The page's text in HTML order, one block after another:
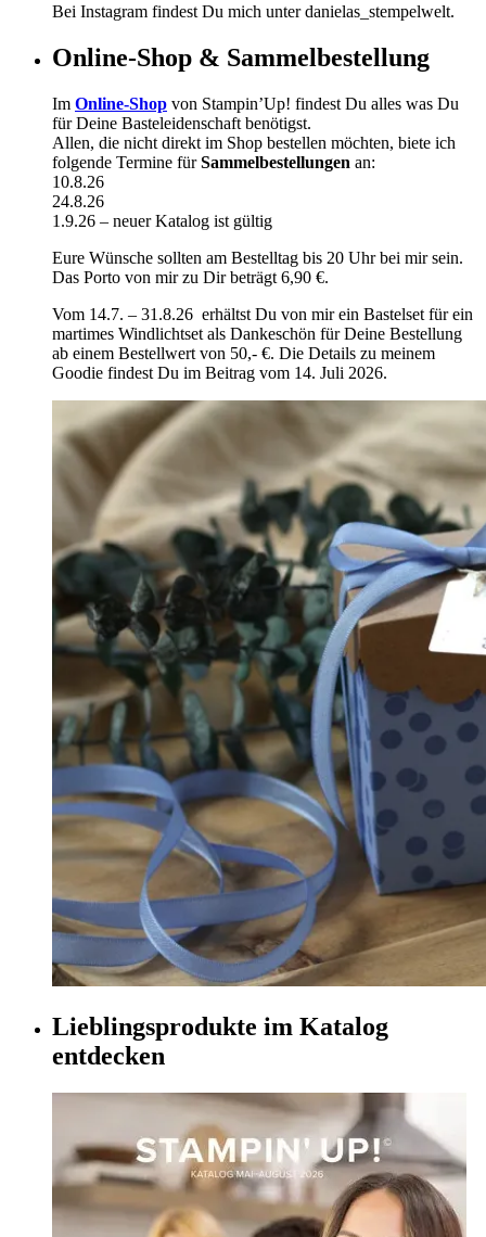
Bei Instagram findest Du mich unter danielas_stempelwelt.
Online-Shop & Sammelbestellung
Im Online-Shop von Stampin’Up! findest Du alles was Du
für Deine Basteleidenschaft benötigst.
Allen, die nicht direkt im Shop bestellen möchten, biete ich
folgende Termine fürSammelbestellungen an:
10.8.26
24.8.26
1.9.26 – neuer Katalog ist gültig
Eure Wünsche sollten am Bestelltag bis 20 Uhr bei mir sein.
Das Porto von mir zu Dir beträgt 6,90 €.
Vom 14.7. – 31.8.26 erhältst Du von mir ein Bastelset für ein
martimes Windlichtset als Dankeschön für Deine Bestellung
ab einem Bestellwert von 50,- €. Die Details zu meinem
Goodie findest Du im Beitrag vom 14. Juli 2026.
Lieblingsprodukte im Katalog
entdecken